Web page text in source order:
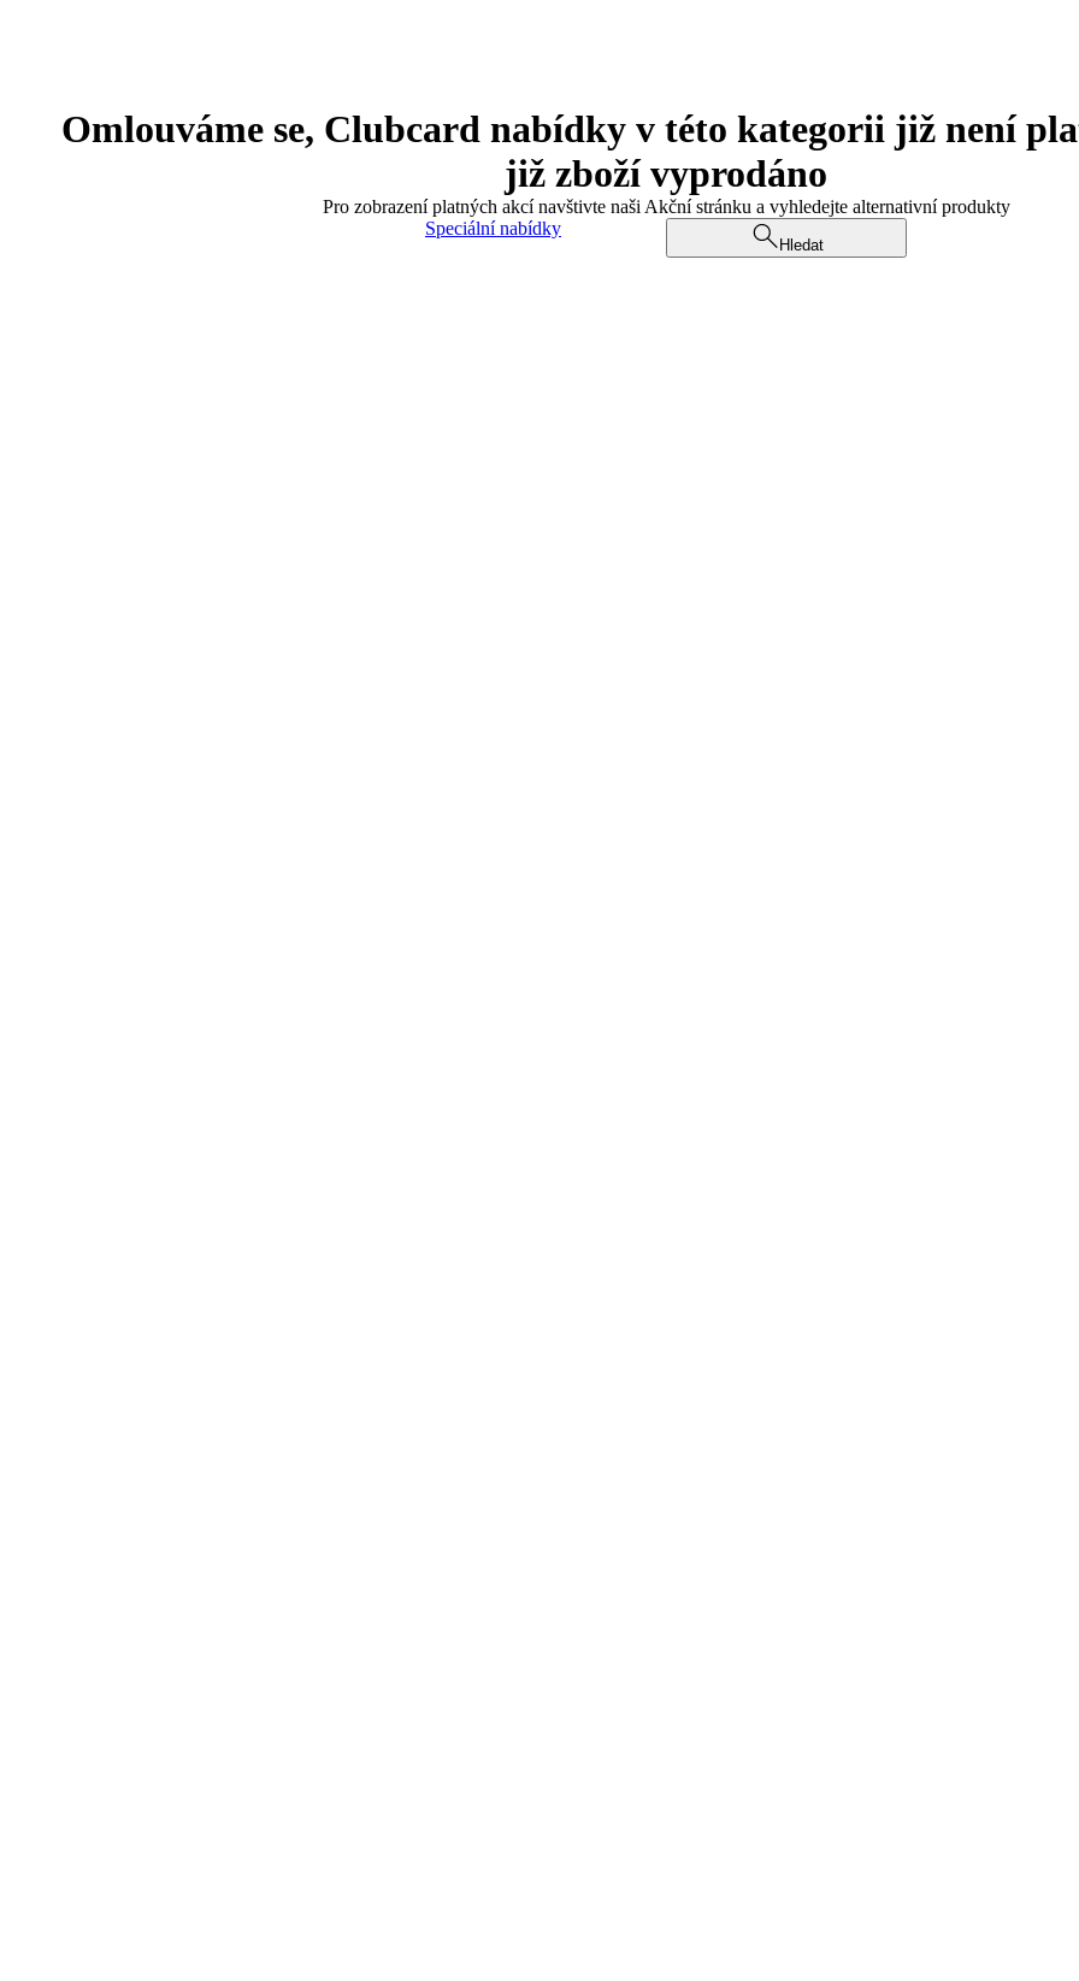
Omlouváme se, Clubcard nabídky v této kategorii již není
již zboží vyprodáno
Pro zobrazení platných akcí navštivte naši Akční stránku a vyhledejte alternativní produkty
Speciální nabídky
Hledat